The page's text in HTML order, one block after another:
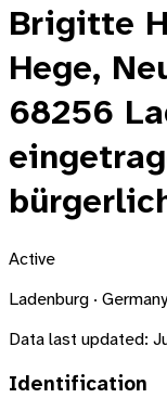
Brigitte
Hege,
68256
Active
Ladenburg ·
Data last updated:
Identification